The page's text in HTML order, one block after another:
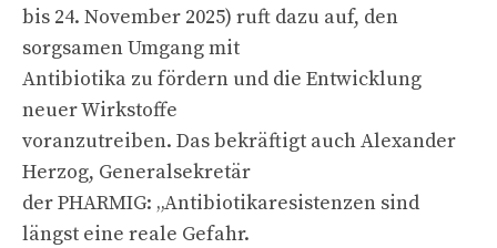
bis 24. November 2025) ruft dazu auf, den
sorgsamen Umgang mit
Antibiotika zu fördern und die Entwicklung
neuer Wirkstoffe
voranzutreiben. Das bekräftigt auch Alexander
Herzog, Generalsekretär
der PHARMIG: „Antibiotikaresistenzen sind
längst eine reale Gefahr.